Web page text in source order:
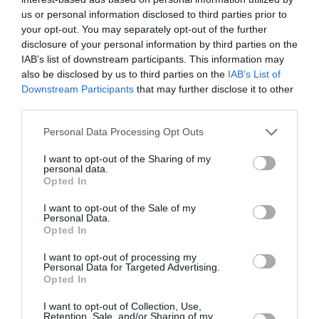
us or personal information disclosed to third parties prior to
your opt-out. You may separately opt-out of the further
disclosure of your personal information by third parties on the
IAB’s list of downstream participants. This information may
also be disclosed by us to third parties on the IAB’s List of
Downstream Participants that may further disclose it to other
Personal Data Processing Opt Outs
I want to opt-out of the Sharing of my
personal data.
Opted In
I want to opt-out of the Sale of my
Personal Data.
Opted In
I want to opt-out of processing my
Personal Data for Targeted Advertising.
Opted In
I want to opt-out of Collection, Use,
Retention, Sale, and/or Sharing of my
Româncă din Italia, patroana unei firme de curățenie,
cercetată pentru evaziune fiscală de peste 150.000
de euro
În urma investigaţiilor ulterioare, anchetatorii au
stabilit că românul se mutase în zonă. În ultimele
săptămâni, lucra ca muncitor la o firmă de
primailcanavese.it.
Poliţiştii au inspectat cu atenţie zona şantierului şi
astfel au reuşit să îl găsească şi apoi să-l reţină pe
ordonanţă de executare a unei pedepse cu